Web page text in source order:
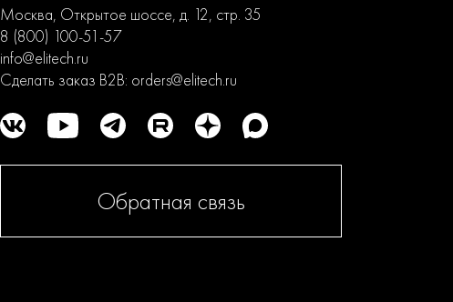
Москва, Открытое шоссе, д. 12, стр. 35
8 (800) 100-51-57
info@elitech.ru
Сделать заказ B2B: orders@elitech.ru
Обратная связь